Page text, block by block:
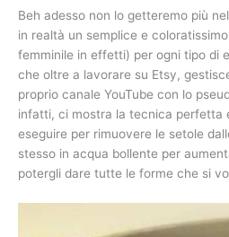
Beh adesso non lo getteremo più
in realtà un semplice e
femminile in effetti) per ogni tipo di
che oltre a lavorare su Etsy,
proprio canale YouTube con lo
infatti, ci mostra la tecnica perfetta
eseguire per rimuovere le setole
stesso in acqua bollente per
potergli dare tutte le forme che si